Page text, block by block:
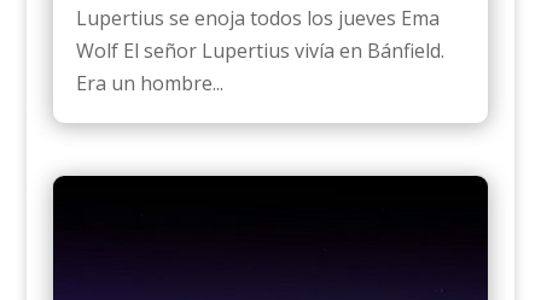
Lupertius se enoja todos los jueves Ema
Wolf El señor Lupertius vivía en Bánfield.
Era un hombre...